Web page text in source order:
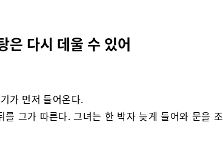
은 다시 데울 수 있어
가 먼저 들어온다.
를 그가 따른다. 그녀는 한 박자 늦게 들어와 문을 조